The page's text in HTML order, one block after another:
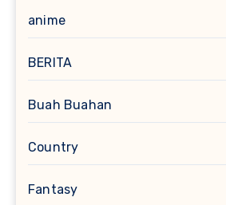
anime
BERITA
Buah Buahan
Country
Fantasy